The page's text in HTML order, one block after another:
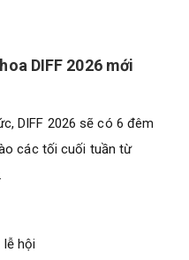
DIFF 2026 mới
DIFF 2026 sẽ có 6 đêm
các tối cuối tuần từ
hội